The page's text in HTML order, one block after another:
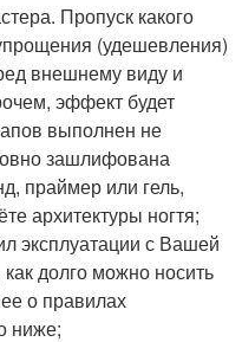
Пропуск какого
(удешевления)
внешнему виду и
эффект будет
выполнен не
зашлифована
праймер или гель,
архитектуры ногтя;
эксплуатации с Вашей
долго можно носить
о правилах
ниже;